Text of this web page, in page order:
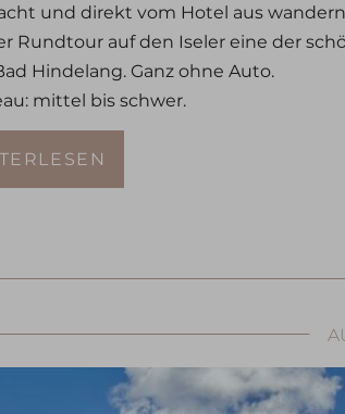
und direkt vom Hotel aus wandern
Rundtour auf den Iseler eine der
Hindelang. Ganz ohne Auto.
mittel bis schwer.